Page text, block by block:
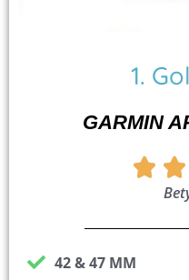
1.
GARMIN
 
42 & 47 MM